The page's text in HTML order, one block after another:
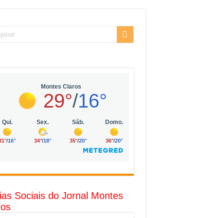
da Vila Olímpia, em São Paulo
R$ 10 mil no digital
Sociais do Jornal Montes